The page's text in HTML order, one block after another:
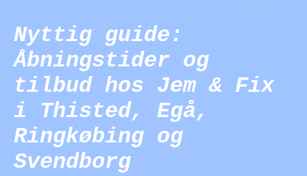
Nyttig guide:
Åbningstider og
tilbud hos Jem & Fix
i Thisted, Egå,
Ringkøbing og
Svendborg